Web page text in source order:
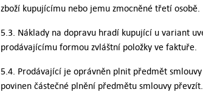
zboží kupujícímu nebo jemu zmocněné třetí
5.3. Náklady na dopravu hradí kupující u variant
prodávajícímu formou zvláštní položky ve faktuře.
5.4. Prodávající je oprávněn plnit předmět
povinen částečné plnění předmětu smlouvy převzít.